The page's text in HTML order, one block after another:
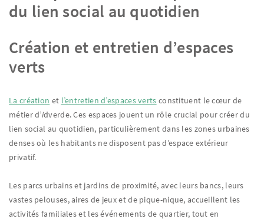
du lien social au quotidien
Création et entretien d’espaces
verts
La création et l’entretien d’espaces verts constituent le cœur de
métier d’idverde. Ces espaces jouent un rôle crucial pour créer du
lien social au quotidien, particulièrement dans les zones urbaines
denses où les habitants ne disposent pas d’espace extérieur
privatif.
Les parcs urbains et jardins de proximité, avec leurs bancs, leurs
vastes pelouses, aires de jeux et de pique-nique, accueillent les
activités familiales et les événements de quartier, tout en